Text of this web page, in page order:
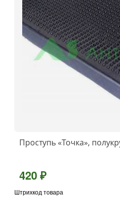
Проступь «Точка»,
420 ₽
Штрихкод товара